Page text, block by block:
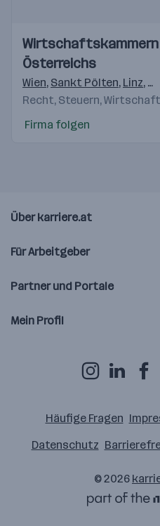
Videos
Einblicke
Einblicke
Wirtschaftskammern
Österreichs
Wien, Sankt Pölten, Linz,
Recht, Steuern, Wirtschaft
Firma folgen
Über karriere.at
Für Arbeitgeber
Partner und Portale
Mein Profil
Häufige Fragen
Datenschutz
© 2026